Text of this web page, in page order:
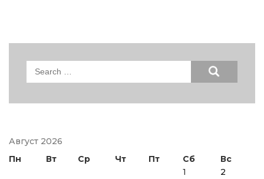
Search
Август 2026
Пн
Вт Ср Чт Пт Сб
Вс
1
2